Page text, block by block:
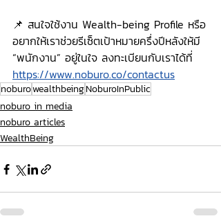
📌 สนใจใช้งาน Wealth-being Profile หรือ
อยากให้เราช่วยรีเซ็ตเป้าหมายครึ่งปีหลังให้มี
“พนักงาน” อยู่ในใจ ลงทะเบียนกับเราได้ที่
https://www.noburo.co/contactus
noburowealthbeingNoburoInPublic
noburo in media
noburo articles
WealthBeing